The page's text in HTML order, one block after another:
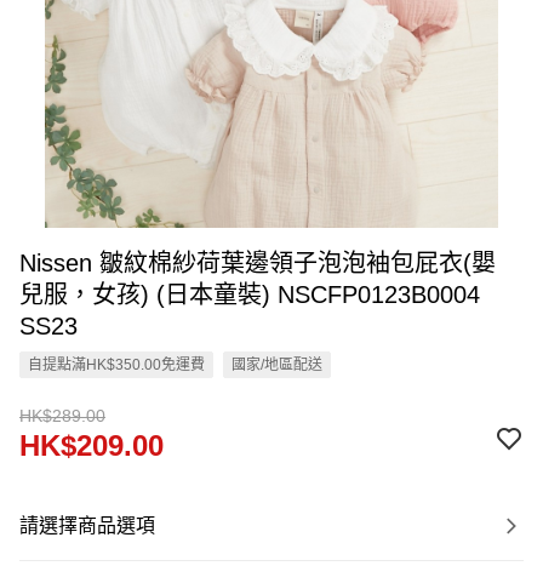
Nissen 皺紋棉紗荷葉邊領子泡泡袖包屁衣(嬰
兒服，女孩) (日本童裝) NSCFP0123B0004
SS23
自提點滿HK$350.00免運費 國家/地區配送
HK$289.00
HK$209.00
請選擇商品選項